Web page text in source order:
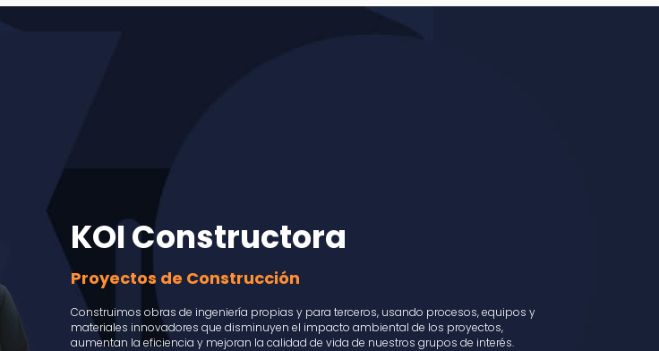
KOI Constructora
Proyectos de Construcción
Construimos obras de ingeniería propias y para terceros, usando procesos, equipos y
materiales innovadores que disminuyen el impacto ambiental de los proyectos,
aumentan la eficiencia y mejoran la calidad de vida de nuestros grupos de interés.